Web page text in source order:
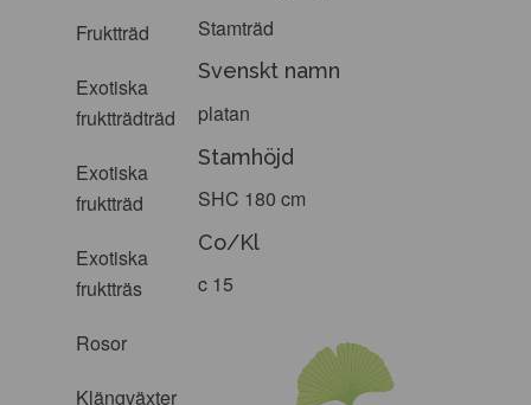
Fruktträd
Exotiska
fruktträdträd
Exotiska
fruktträd
Exotiska
fruktträs
Rosor
Klängväxter
Stamträd
Svenskt namn
platan
Stamhöjd
SHC 180 cm
Co/Kl
c 15